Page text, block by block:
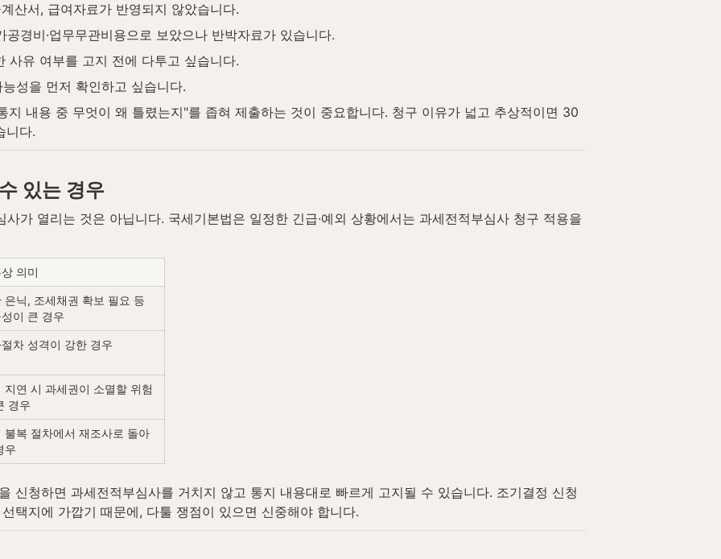
산서, 급여자료가 반영되지 않았습니다.
공경비·업무무관비용으로 보았으나 반박자료가 있습니다.
사유 여부를 고지 전에 다투고 싶습니다.
성을 먼저 확인하고 싶습니다.
지 내용 중 무엇이 왜 틀렸는지"를 좁혀 제출하는 것이 중요합니다. 청구 이유가 넓고 추상적이면 30
니다.
있는 경우
가 열리는 것은 아닙니다. 국세기본법은 일정한 긴급·예외 상황에서는 과세전적부심사 청구 적용을
의미
은닉, 조세채권 확보 필요 등
이 큰 경우
차 성격이 강한 경우
지연 시 과세권이 소멸할 위험
경우
불복 절차에서 재조사로 돌아
우
신청하면 과세전적부심사를 거치지 않고 통지 내용대로 빠르게 고지될 수 있습니다. 조기결정 신청
택지에 가깝기 때문에, 다툴 쟁점이 있으면 신중해야 합니다.